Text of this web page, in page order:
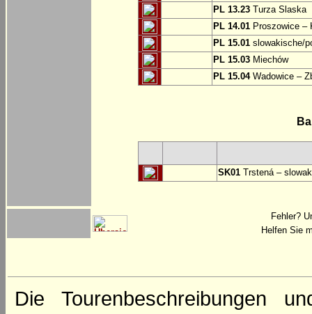
PL 13.23 Turza Slaska
PL 14.01 Proszowice –
PL 15.01 slowakische/
PL 15.03 Miechów
PL 15.04Wadowice –
SK01 Trstená –
Fehler?
Helfen Sie
Die Tourenbeschreibungen